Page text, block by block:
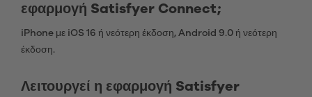
εφαρμογή Satisfyer Connect;
iPhone με iOS 16 ή νεότερη έκδοση, Android 9.0 ή νεότερη
έκδοση.
Λειτουργεί η εφαρμογή Satisfyer